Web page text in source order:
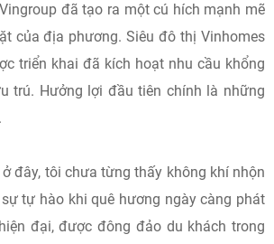
đã tạo ra một cú hích mạnh mẽ
của địa phương. Siêu đô thị Vinhomes
triển khai đã kích hoạt nhu cầu khổng
trú. Hưởng lợi đầu tiên chính là những
đây, tôi chưa từng thấy không khí nhộn
tự hào khi quê hương ngày càng phát
đại, được đông đảo du khách trong